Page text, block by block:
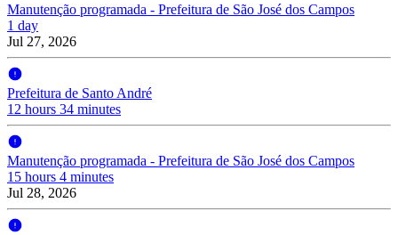
Manutenção programada - Prefeitura de São José dos Campos
1 day
Jul 27, 2026
Prefeitura de Santo André
12 hours 34 minutes
Manutenção programada - Prefeitura de São José dos Campos
15 hours 4 minutes
Jul 28, 2026